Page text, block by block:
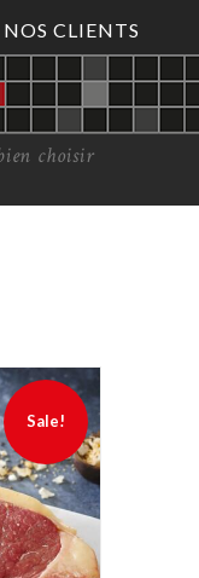
CLIENTS
choisir
Sale!